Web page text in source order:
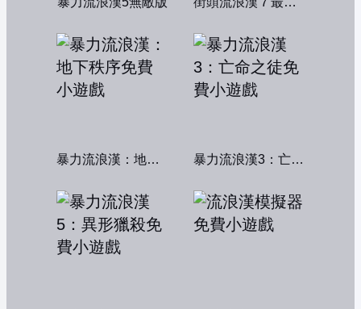
暴力流浪漢：地下秩序 暴力流浪漢3：亡命之徒